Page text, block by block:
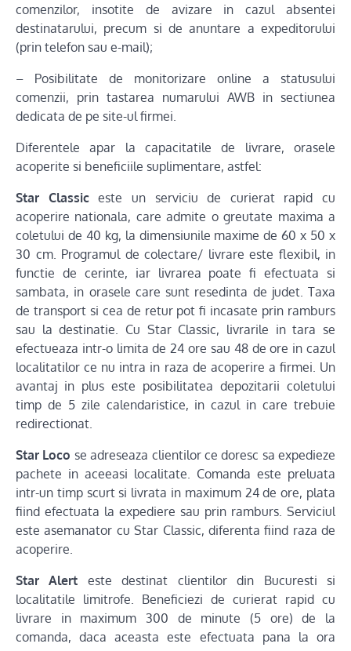
comenzilor, insotite de avizare in cazul absentei
destinatarului, precum si de anuntare a expeditorului
(prin telefon sau e-mail);
– Posibilitate de monitorizare online a statusului
comenzii, prin tastarea numarului AWB in sectiunea
dedicata de pe site-ul firmei.
Diferentele apar la capacitatile de livrare, orasele
acoperite si beneficiile suplimentare, astfel:
Star Classiceste un serviciu de curierat rapid cu
acoperire nationala, care admite o greutate maxima a
coletului de 40 kg, la dimensiunile maxime de 60 x 50 x
30 cm. Programul de colectare/ livrare este flexibil, in
functie de cerinte, iar livrarea poate fi efectuata si
sambata, in orasele care sunt resedinta de judet. Taxa
de transport si cea de retur pot fi incasate prin ramburs
sau la destinatie. Cu Star Classic, livrarile in tara se
efectueaza intr-o limita de 24 ore sau 48 de ore in cazul
localitatilor ce nu intra in raza de acoperire a firmei. Un
avantaj in plus este posibilitatea depozitarii coletului
timp de 5 zile calendaristice, in cazul in care trebuie
redirectionat.
Star Loco se adreseaza clientilor ce doresc sa expedieze
pachete in aceeasi localitate. Comanda este preluata
intr-un timp scurt si livrata in maximum 24 de ore, plata
fiind efectuata la expediere sau prin ramburs. Serviciul
este asemanator cu Star Classic, diferenta fiind raza de
acoperire.
Star Alert este destinat clientilor din Bucuresti si
localitatile limitrofe. Beneficiezi de curierat rapid cu
livrare in maximum 300 de minute (5 ore) de la
comanda, daca aceasta este efectuata pana la ora